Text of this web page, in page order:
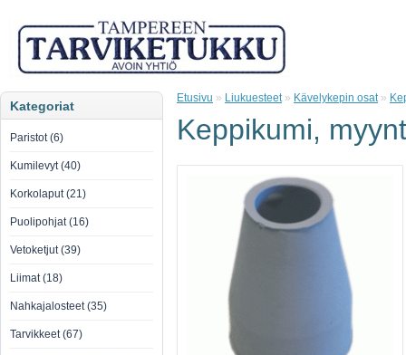
Kategoriat
Paristot (6)
Kumilevyt (40)
Korkolaput (21)
Puolipohjat (16)
Vetoketjut (39)
Liimat (18)
Nahkajalosteet (35)
Tarvikkeet (67)
Etusivu » Liukuesteet» Kävelykepin osat»
Keppikumi,